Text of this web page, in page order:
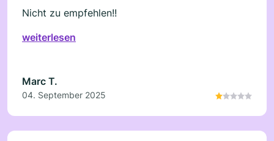
Nicht zu empfehlen!!
weiterlesen
Marc T.
04. September 2025